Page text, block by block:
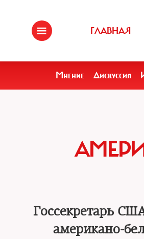
ГЛАВНАЯ
Мнение Дискуссия
Госсекретарь
американо-